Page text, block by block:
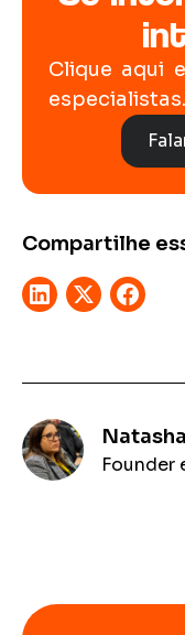
Clique aqui
especialistas.
Compartilhe
Founder